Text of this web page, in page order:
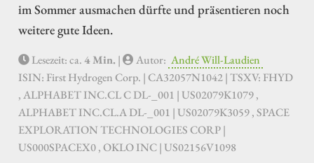
im Sommer ausmachen dürfte und präsentieren noch
weitere gute Ideen.
Lesezeit: ca.4 Min. | Autor: André Will-Laudien
ISIN: First Hydrogen Corp. | CA32057N1042 | TSXV: FHYD
, ALPHABET INC.CL C DL-_001 | US02079K1079 ,
ALPHABET INC.CL.A DL-_001 | US02079K3059 , SPACE
EXPLORATION TECHNOLOGIES CORP |
US000SPACEX0 , OKLO INC | US02156V1098